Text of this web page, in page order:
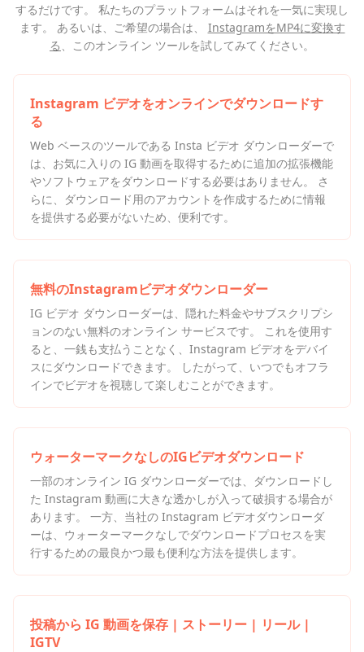
するだけです。 私たちのプラットフォームはそれを一気に実現し
ます。 あるいは、ご希望の場合は、 InstagramをMP4に変換す
る 、このオンライン ツールを試してみてください。
Instagram ビデオをオンラインでダウンロードす
る
Web ベースのツールである Insta ビデオ ダウンローダーで
は、お気に入りの IG 動画を取得するために追加の拡張機能
やソフトウェアをダウンロードする必要はありません。 さ
らに、ダウンロード用のアカウントを作成するために情報
を提供する必要がないため、便利です。
無料のInstagramビデオダウンローダー
IG ビデオ ダウンローダーは、隠れた料金やサブスクリプシ
ョンのない無料のオンライン サービスです。 これを使用す
ると、一銭も支払うことなく、Instagram ビデオをデバイ
スにダウンロードできます。 したがって、いつでもオフラ
インでビデオを視聴して楽しむことができます。
ウォーターマークなしのIGビデオダウンロード
一部のオンライン IG ダウンローダーでは、ダウンロードし
た Instagram 動画に大きな透かしが入って破損する場合が
あります。 一方、当社の Instagram ビデオダウンローダ
ーは、ウォーターマークなしでダウンロードプロセスを実
行するための最良かつ最も便利な方法を提供します。
投稿から IG 動画を保存 | ストーリー | リール |
IGTV